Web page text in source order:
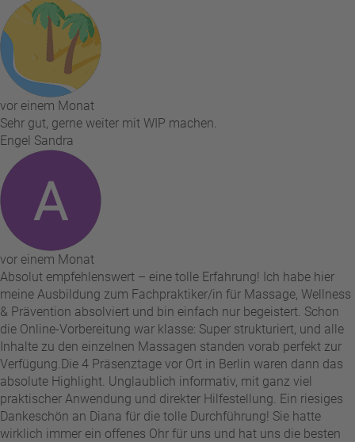
vor einem Monat
Sehr gut, gerne weiter mit WIP machen.
Engel Sandra
vor einem Monat
Absolut empfehlenswert – eine tolle Erfahrung! Ich habe hier
meine Ausbildung zum Fachpraktiker/in für Massage, Wellness
& Prävention absolviert und bin einfach nur begeistert. Schon
die Online-Vorbereitung war klasse: Super strukturiert, und alle
Inhalte zu den einzelnen Massagen standen vorab perfekt zur
Verfügung. ​Die 4 Präsenztage vor Ort in Berlin waren dann das
absolute Highlight. Unglaublich informativ, mit ganz viel
praktischer Anwendung und direkter Hilfestellung. Ein riesiges
Dankeschön an Diana für die tolle Durchführung! Sie hatte
wirklich immer ein offenes Ohr für uns und hat uns die besten